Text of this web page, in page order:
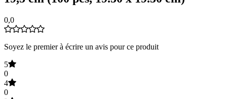
0,0
Soyez le premier à écrire un avis pour ce produit
5
0
4
0